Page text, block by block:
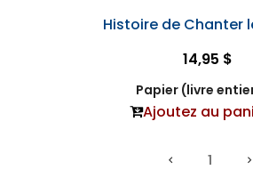
Histoire de Chanter
14,95 $
Papier (livre
Ajoutez au
1